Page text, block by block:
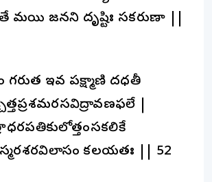
మయి జనని దృష్టిః సకరుణా ||
గరుత ఇవ పక్ష్మాణి దధతీ
|
కలయతః || 52